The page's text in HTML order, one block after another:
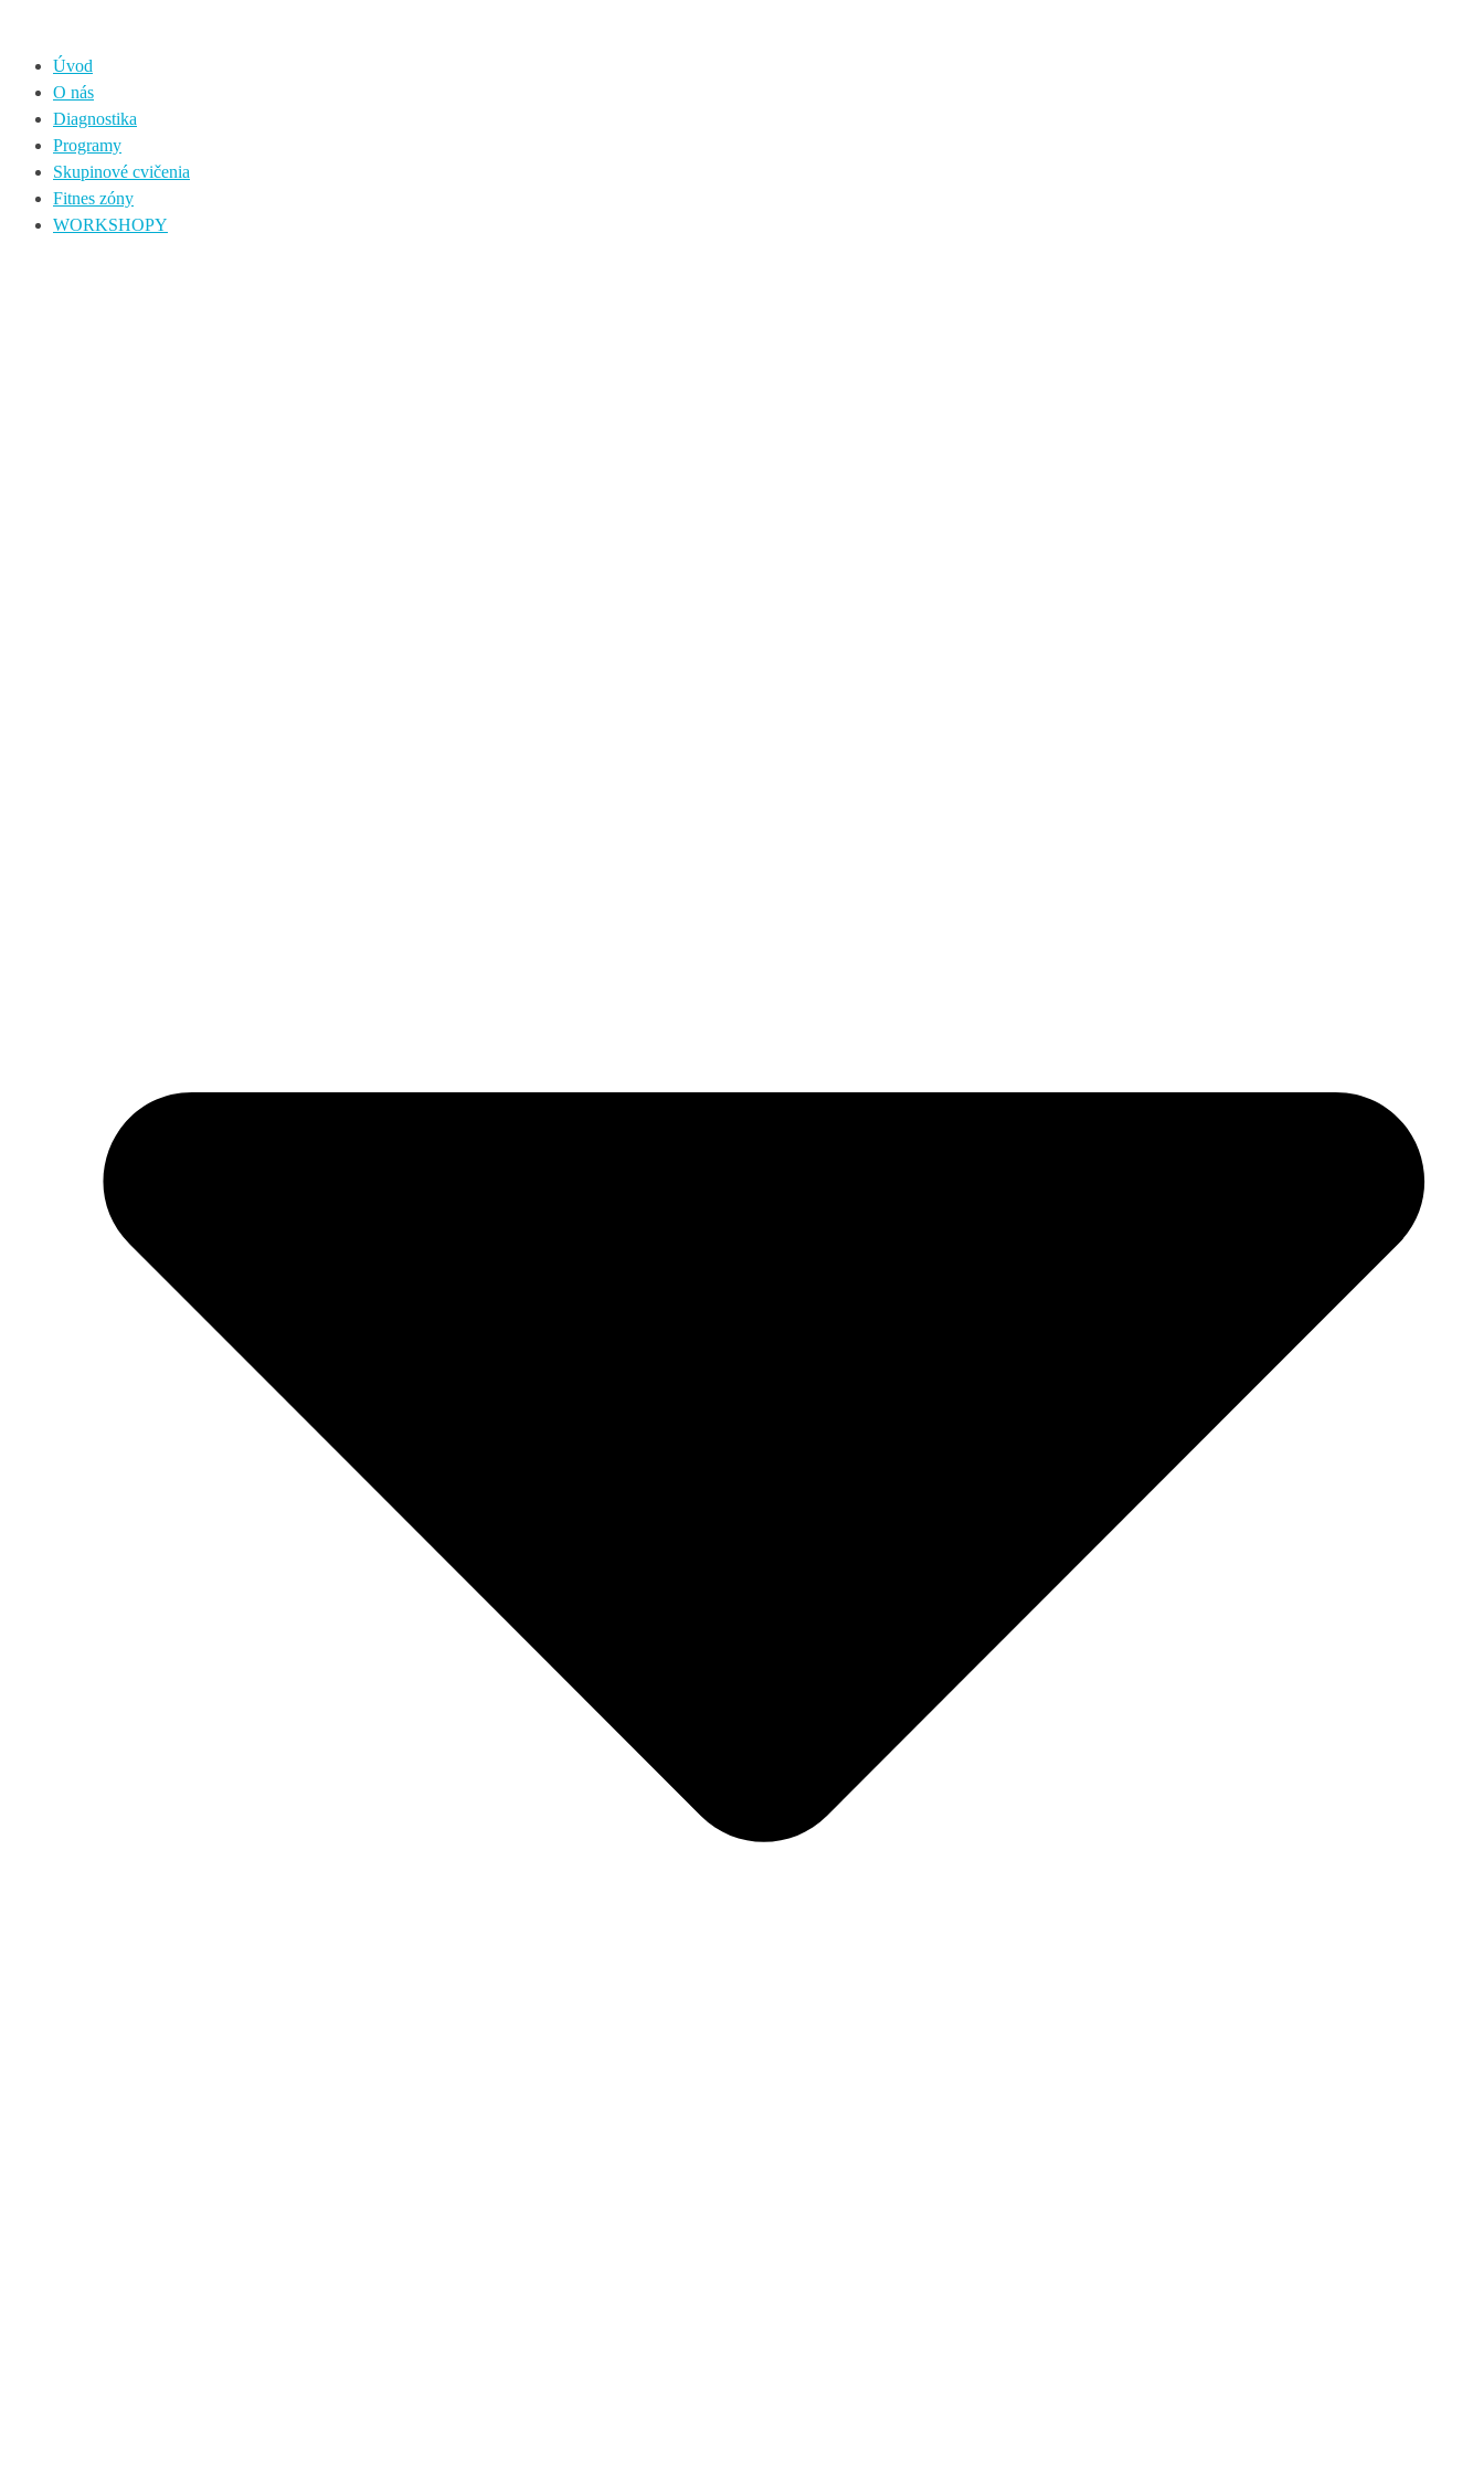
Úvod
O nás
Diagnostika
Programy
Skupinové cvičenia
Fitnes zóny
WORKSHOPY